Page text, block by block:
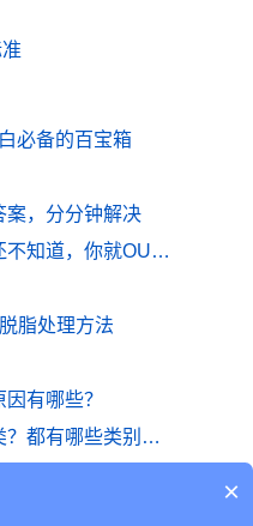
必备的百宝箱
案，分分钟解决
美标阀门的那些事，你要是还不知道，你就OUT了
脂处理方法
有哪些？
不锈钢阀门究竟应该如何分类？都有哪些类别？读完你就知道了
×